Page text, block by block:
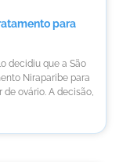
para
decidiu que a São
Niraparibe para
ovário. A decisão,